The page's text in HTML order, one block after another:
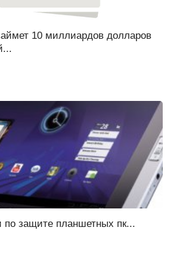
10 миллиардов долларов
по защите планшетных пк...